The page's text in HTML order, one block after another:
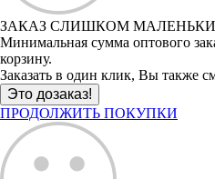
ЗАКАЗ СЛИШКОМ
Минимальная сумма оптового
корзину.
Заказать в один клик, Вы также
ПРОДОЛЖИТЬ ПОКУПКИ